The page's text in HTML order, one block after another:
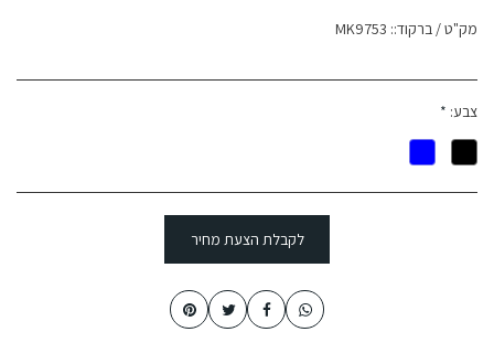
מק"ט / ברקוד:: MK9753
צבע: *
לקבלת הצעת מחיר